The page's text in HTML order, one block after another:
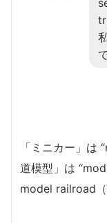
「ミニカー」は
道模型」は
model railroad（